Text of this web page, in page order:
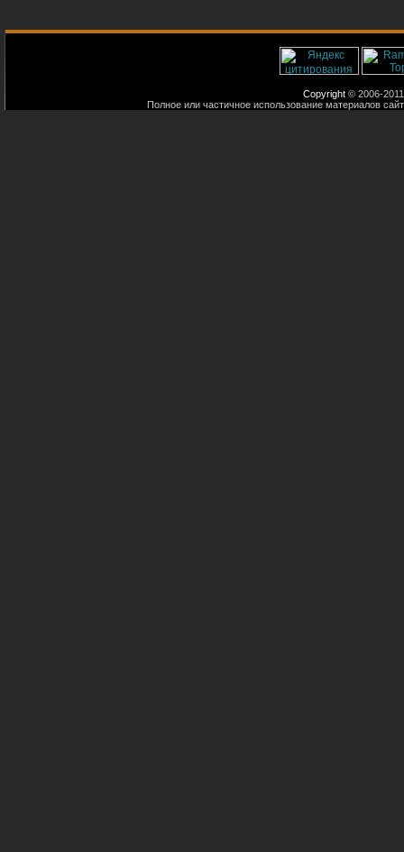
Copyright © 2006-
Полное или частичное использование материалов